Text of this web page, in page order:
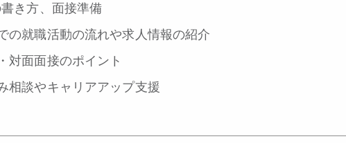
き方、面接準備
の就職活動の流れや求人情報の紹介
対面面接のポイント
相談やキャリアアップ支援